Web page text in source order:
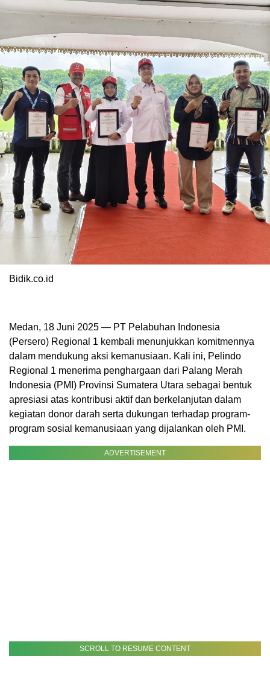
Bidik.co.id
Medan, 18 Juni 2025 — PT Pelabuhan Indonesia
(Persero) Regional 1 kembali menunjukkan komitmennya
dalam mendukung aksi kemanusiaan. Kali ini, Pelindo
Regional 1 menerima penghargaan dari Palang Merah
Indonesia (PMI) Provinsi Sumatera Utara sebagai bentuk
apresiasi atas kontribusi aktif dan berkelanjutan dalam
kegiatan donor darah serta dukungan terhadap program-
program sosial kemanusiaan yang dijalankan oleh PMI.
ADVERTISEMENT
SCROLL TO RESUME CONTENT